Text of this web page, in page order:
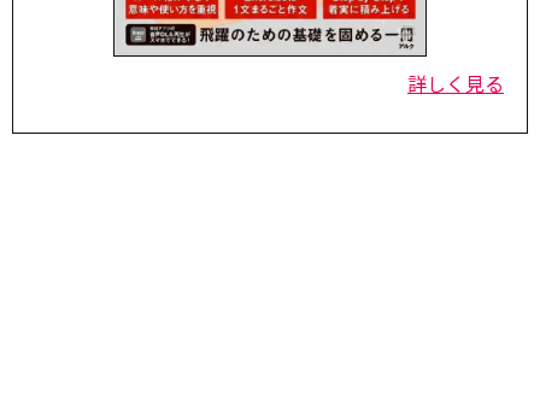
詳しく見る